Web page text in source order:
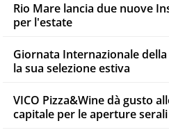
Rio Mare lancia due nuove
per l'estate
Giornata Internazionale
la sua selezione estiva
VICO Pizza&Wine dà gusto
capitale per le aperture